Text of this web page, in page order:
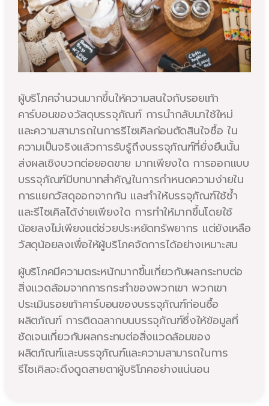
ผู้บริโภคจำนวนมากขึ้นให้ความสนใจกับรอยเท้า
คาร์บอนของวัสดุบรรจุภัณฑ์ การนำกลับมาใช้ใหม่
และความสามารถในการรีไซเคิลก่อนตัดสินใจซื้อ ใน
ความเป็นจริงแล้วการรับรู้ถึงบรรจุภัณฑ์ที่ยั่งยืนนั้น
ส่งผลเชิงบวกต่อยอดขาย มากเพียงใด การออกแบบ
บรรจุภัณฑ์มีบทบาทสำคัญในการกำหนดความง่ายใน
การแยกวัสดุออกจากกัน และทำให้บรรจุภัณฑ์ใช้ซ้ำ
และรีไซเคิลได้ง่ายเพียงใด การทำให้มากขึ้นโดยใช้
น้อยลงไม่เพียงแต่ช่วยประหยัดทรัพยากร แต่ยังเหลือ
วัสดุน้อยลงเพื่อให้ผู้บริโภคจัดการได้อย่างเหมาะสม
ผู้บริโภคมีความตระหนักมากขึ้นเกี่ยวกับผลกระทบต่อ
สิ่งแวดล้อมจากการกระทำของพวกเขา พวกเขา
ประเมินรอยเท้าคาร์บอนของบรรจุภัณฑ์ก่อนซื้อ
ผลิตภัณฑ์ การติดฉลากบนบรรจุภัณฑ์ซึ่งให้ข้อมูลที่
ชัดเจนเกี่ยวกับผลกระทบต่อสิ่งแวดล้อมของ
ผลิตภัณฑ์และบรรจุภัณฑ์และความสามารถในการ
รีไซเคิลจะดึงดูดสายตาผู้บริโภคอย่างแน่นอน